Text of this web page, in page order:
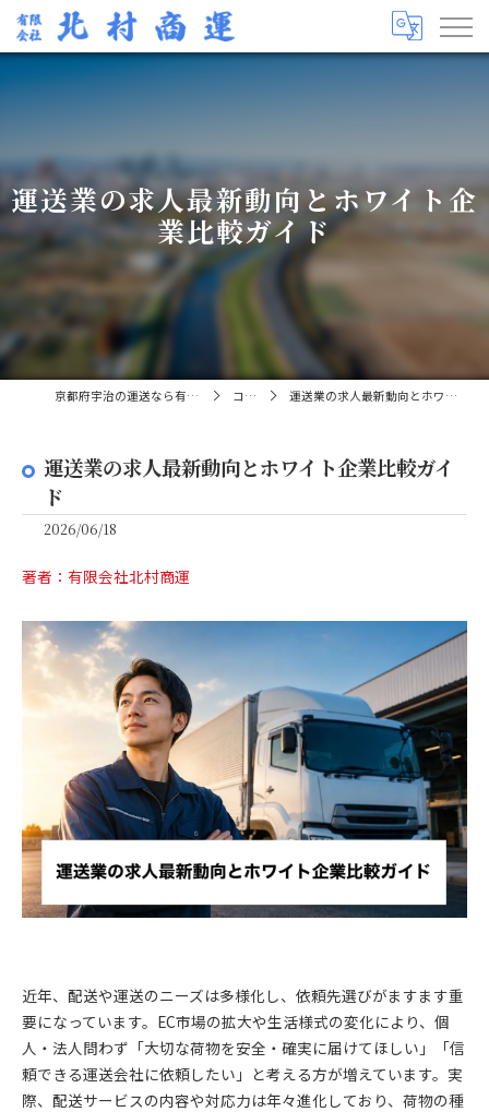
運送業の求人最新動向とホワイト企
業比較ガイド
京都府宇治の運送なら有限会社北村商運 コラム 運送業の求人最新動向とホワイト企業比較ガイド
運送業の求人最新動向とホワイト企業比較ガイ
ド
2026/06/18
著者：有限会社北村商運
近年、配送や運送のニーズは多様化し、依頼先選びがますます重
要になっています。EC市場の拡大や生活様式の変化により、個
人・法人問わず「大切な荷物を安全・確実に届けてほしい」「信
頼できる運送会社に依頼したい」と考える方が増えています。実
際、配送サービスの内容や対応力は年々進化しており、荷物の種